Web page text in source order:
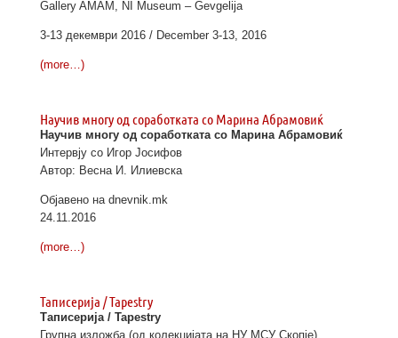
Gallery AMAM, NI Museum – Gevgelija
3-13 декември 2016 / December 3-13, 2016
(more…)
Научив многу од соработката со Марина Абрамовиќ
Научив многу од соработката со Марина Абрамовиќ
Интервју со Игор Јосифов
Автор: Весна И. Илиевска
Објавено на dnevnik.mk
24.11.2016
(more…)
Таписерија / Tapestry
Таписерија / Tapestry
Групна изложба (од колекцијата на НУ МСУ Скопје),